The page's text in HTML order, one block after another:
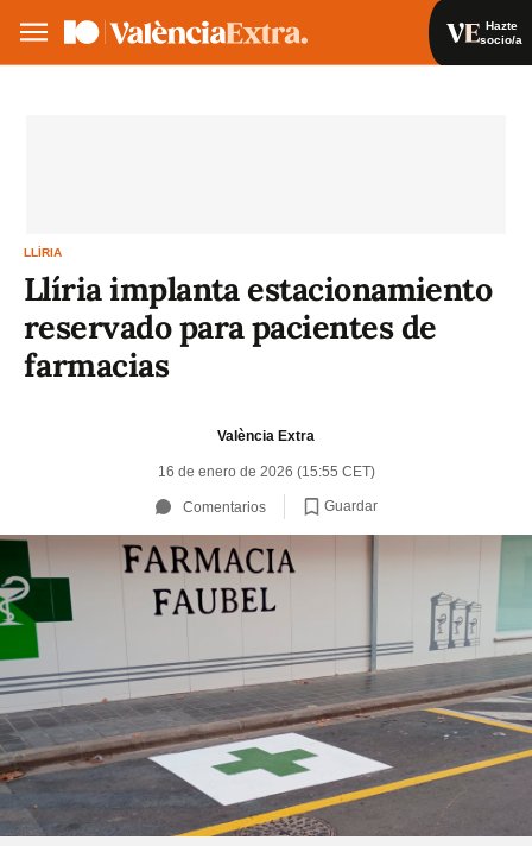
Hazte
socio/a
LLÍRIA
Llíria implanta estacionamiento
reservado para pacientes de
farmacias
València Extra
16 de enero de 2026 (15:55 CET)
Comentarios Guardar